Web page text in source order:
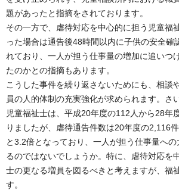
題があったと指摘をされております。
その一方で、虐待対応を中心的に担う児童福
った場合は通告後48時間以内に子供の安全確
れており、一人が担う仕事量の増加に追いつ
たのかとの指摘もあります。
こうした事件を繰り返さないためにも、相談
員の人的体制の充実強化が求められます。さ
児童福祉士は、平成20年度の112人から28年
りましたが、虐待通告件数は20年度の2,116
と3.2倍となっており、一人が担う仕事量へ
るのではないでしょうか。特に、虐待対応を
士の更なる増員を図るべきと考えますが、福
す。